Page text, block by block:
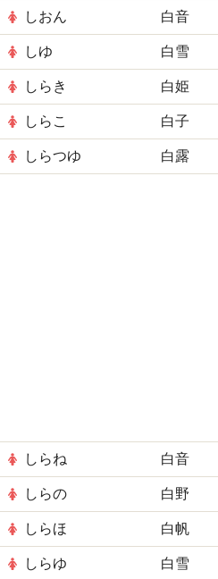
しおん 白音
しゆ 白雪
しらき 白姫
しらこ 白子
しらつゆ 白露
しらね 白音
しらの 白野
しらほ 白帆
しらゆ 白雪